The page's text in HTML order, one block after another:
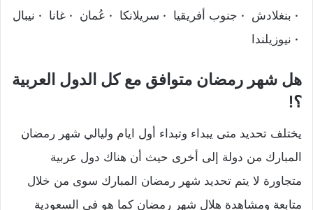
· بنغلادش · جنوب أفريقيا · سريلانكا · عُمان · غانا · نيبال
· نيوزيلندا
هل شهر رمضان متوافق مع كل الدول العربية
؟!
يختلف تحديد متى يبداء وتبداء أول ايام وليالي شهر رمضان
المبارك من دولة إلى أخرى حيث أن هناك دول عربية
متجاورة لا يتم تحديد شهر رمضان المبارك سوى من خلال
متابعة ومشاهدة هلال شهر رمضان كما هو في السعودية